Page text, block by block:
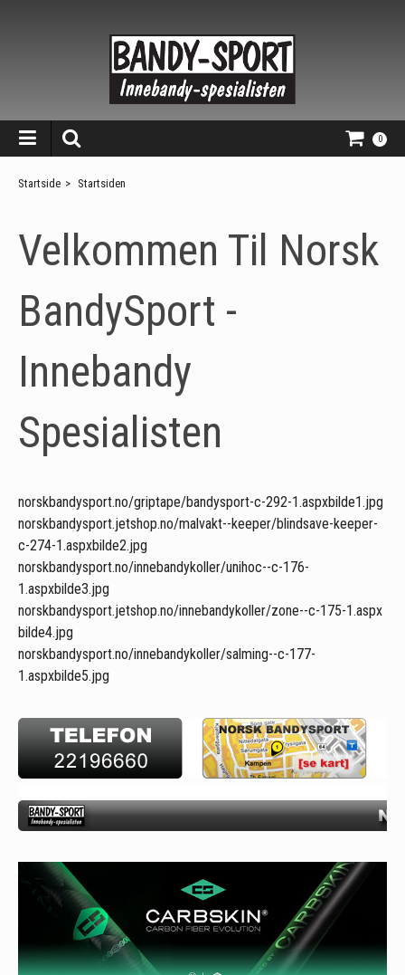
0
Startside > Startsiden
Velkommen Til Norsk
BandySport -
Innebandy
Spesialisten
norskbandysport.no/griptape/bandysport-c-292-1.aspxbilde1.jpg
norskbandysport.jetshop.no/malvakt--keeper/blindsave-keeper-
c-274-1.aspxbilde2.jpg
norskbandysport.no/innebandykoller/unihoc--c-176-
1.aspxbilde3.jpg
norskbandysport.jetshop.no/innebandykoller/zone--c-175-1.aspx
bilde4.jpg
norskbandysport.no/innebandykoller/salming--c-177-
1.aspxbilde5.jpg